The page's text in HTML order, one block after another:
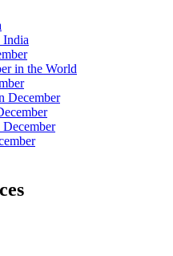
India
in the World
December